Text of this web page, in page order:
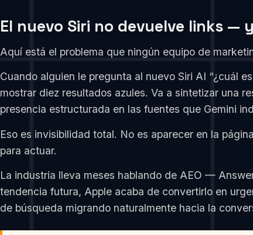
El nuevo Siri no devuelve links —
Aquí está el problema que ningún equipo de
Cuando alguien le pregunta al nuevo Siri AI “¿cuál
mostrar diez resultados azules. Va a sintetizar una
presencia estructurada en las fuentes que Gemini
Eso es invisibilidad total. No es aparecer en la
para actuar.
La industria lleva meses hablando de AEO —
tendencia futura, Apple acaba de convertirlo en
de búsqueda migrando naturalmente hacia la